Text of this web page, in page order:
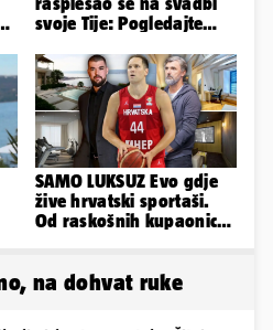
svoje Tije: Pogledajte
vjenčanje...
SAMO LUKSUZ Evo gdje
žive hrvatski sportaši.
Od raskošnih kupaonica
na dohvat ruke